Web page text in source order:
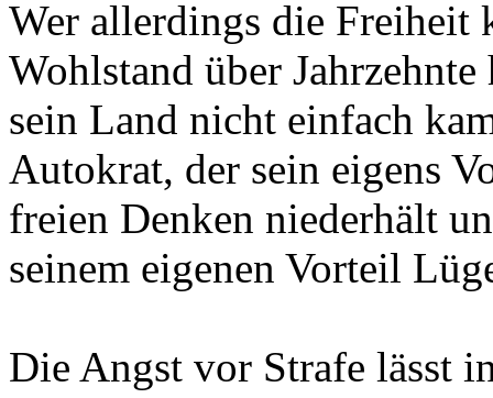
Wer allerdings die Freiheit
Wohlstand über
sein Land nicht einfach
Autokrat, der sein eigens
freien Denken niederhält
seinem eigenen Vorteil
Die Angst vor Strafe lässt